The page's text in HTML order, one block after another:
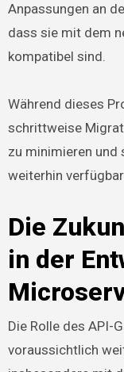
Anpassungen an
dass sie mit dem
kompatibel sind.
Während dieses
schrittweise
zu minimieren und
weiterhin
Die
in der
Die Rolle des API-
voraussichtlich